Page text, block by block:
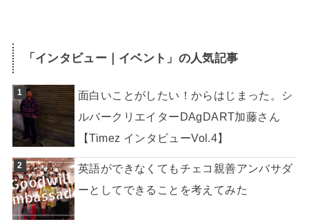
「 インタビュー｜イベント 」の人気記事
面白いことがしたい！からはじまった。シ
ルバークリエイターDAgDART加藤さん
【Timez インタビューVol.4】
英語ができなくてもチェコ親善アンバサダ
ーとしてできることを考えてみた